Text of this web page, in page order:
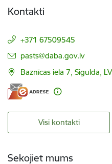
Kontakti
+371 67509545
E-pasts:
pasts@daba.gov.lv
Baznīcas iela 7, Sigulda,
Visi kontakti
Sekojiet mums